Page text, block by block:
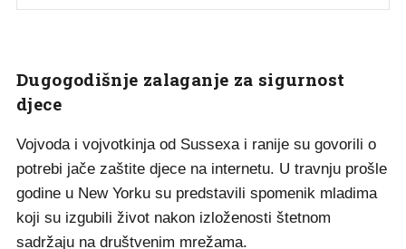
Dugogodišnje zalaganje za sigurnost
djece
Vojvoda i vojvotkinja od Sussexa i ranije su govorili o
potrebi jače zaštite djece na internetu. U travnju prošle
godine u New Yorku su predstavili spomenik mladima
koji su izgubili život nakon izloženosti štetnom
sadržaju na društvenim mrežama.